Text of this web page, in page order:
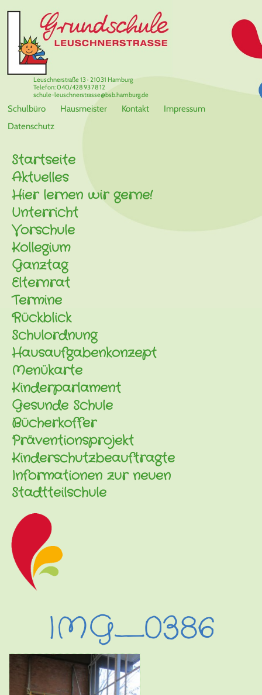
Schulbüro Hausmeister Kontakt
Impressum
Datenschutz
Leuschnerstraße 13 · 21031 Hamburg
Telefon: 040/428 93 78 12
schule-leuschnerstrasse@bsb.hamburg.de
Startseite
Aktuelles
Hier lernen wir gerne!
Unterricht
Vorschule
Kollegium
Ganztag
Elternrat
Termine
Rückblick
Schulordnung
Hausaufgabenkonzept
Menükarte
Kinderparlament
Gesunde Schule
Bücherkoffer
Präventionsprojekt
Kinderschutzbeauftragte
Informationen zur neuen
Stadtteilschule
IMG_0386